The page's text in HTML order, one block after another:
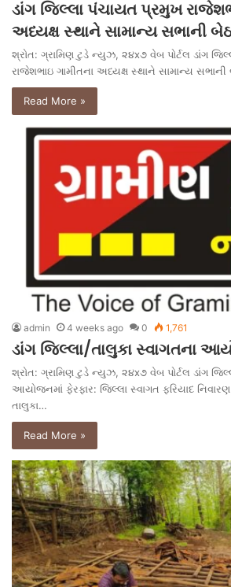
ડાંગ જિલ્લા પંચાયત પ્રમુખ
અધ્યક્ષ સ્થાને સામાન્ય સભાની
શ્રોત: ગ્રામિણ ટુડે ન્યુઝ, ૨૪x૭ વેબ પોર્ટલ ડાંગ
રાજેશભાઇ ગામીતના અધ્યક્ષ સ્થાને સામાન્ય
Read More »
admin 4 weeks ago 0 1,761
ડાંગ જિલ્લા/તાલુકા સ્વાગતના
શ્રોત: ગ્રામિણ ટુડે ન્યુઝ, ૨૪x૭ વેબ પોર્ટલ ડાંગ
આયોજનમાં ફેરફાર: જિલ્લા સ્વાગત ફરિયાદ
તાલુકા…
Read More »